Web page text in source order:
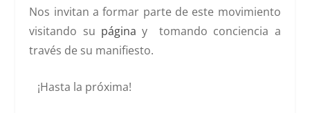
Nos invitan a formar parte de este movimiento
visitando su página y tomando conciencia a
través de su manifiesto.
¡Hasta la próxima!